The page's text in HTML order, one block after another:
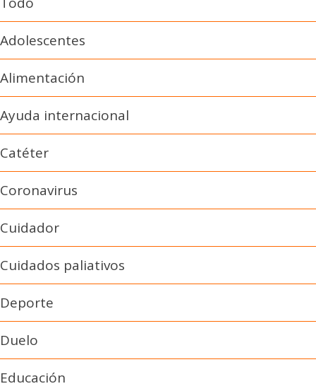
Adolescentes
Alimentación
Ayuda internacional
Catéter
Coronavirus
Cuidador
Cuidados paliativos
Deporte
Duelo
Educación